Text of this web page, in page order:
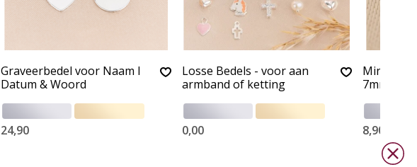
Graveerbedel voor Naam I
Datum & Woord
24,90
Losse Bedels - voor aan
armband of ketting
0,00
Mini
7mm
8,90